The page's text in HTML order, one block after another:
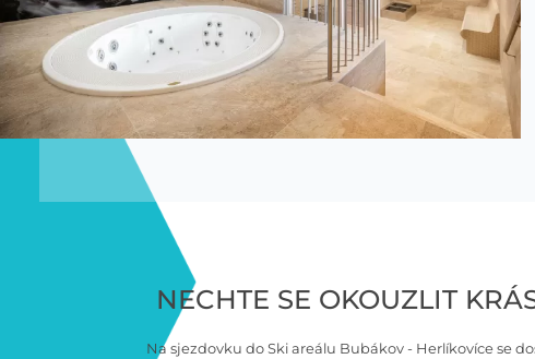
NECHTE SE OKOUZLIT
Na sjezdovku do Ski areálu Bubákov - Herlíkovíce se